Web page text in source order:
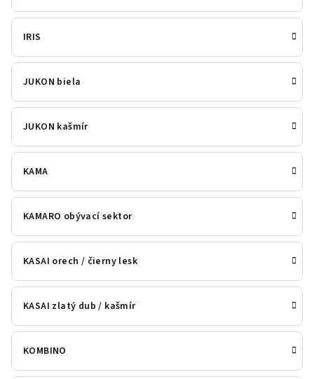
IRIS
JUKON biela
JUKON kašmír
KAMA
KAMARO obývací sektor
KASAI orech / čierny lesk
KASAI zlatý dub / kašmír
KOMBINO